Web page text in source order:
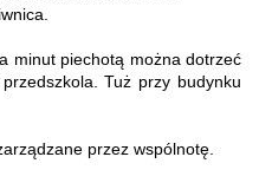
minut piechotą można dotrzeć
Tuż przy budynku
przez wspólnotę.